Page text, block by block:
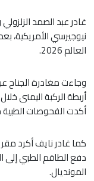
غادر عبد الصمد
نيوجيرسي الأمريكية،
العالم 2026.
​وجاءت مغادرة الجناح
أربطة الركبة اليمنى
أكدت الفحوصات الطبية
​كما غادر نايف أكرد
دفع الطاقم الطبي إلى
المونديال.